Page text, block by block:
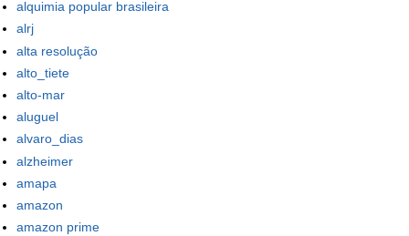
alquimia popular brasileira
alrj
alta resolução
alto_tiete
alto-mar
aluguel
alvaro_dias
alzheimer
amapa
amazon
amazon prime